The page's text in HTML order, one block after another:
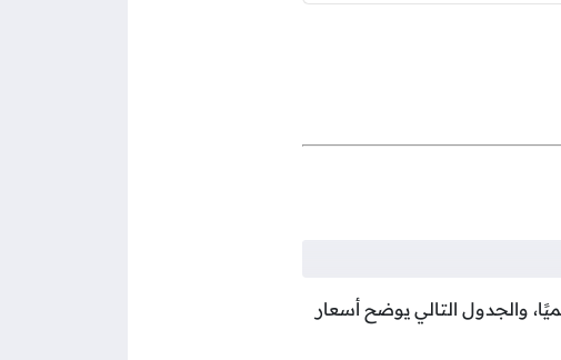
والجدول التالي يوضح أسعار